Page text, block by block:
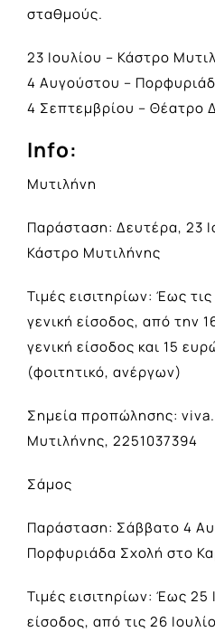
σταθμούς.
23 Ιουλίου – Κάστρο
4 Αυγούστου –
4 Σεπτεμβρίου – Θέατρο
Info:
Μυτιλήνη
Παράσταση: Δευτέρα, 23
Κάστρο Μυτιλήνης
Τιμές εισιτηρίων: Έως
γενική είσοδος, από την
γενική είσοδος και 15
(φοιτητικό, ανέργων)
Σημεία προπώλησης:
Μυτιλήνης, 2251037394
Σάμος
Παράσταση: Σάββατο 4
Πορφυριάδα Σχολή στο
Τιμές εισιτηρίων: Έως 25
είσοδος, από τις 26